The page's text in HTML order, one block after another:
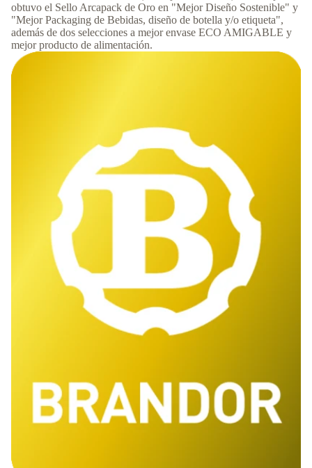
obtuvo el Sello Arcapack de Oro en "Mejor Diseño Sostenible" y
"Mejor Packaging de Bebidas, diseño de botella y/o etiqueta",
además de dos selecciones a mejor envase ECO AMIGABLE y
mejor producto de alimentación.